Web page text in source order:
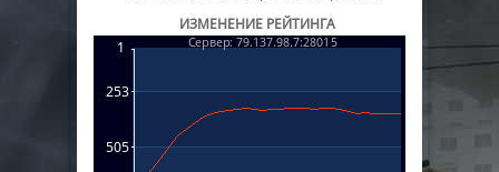
ИЗМЕНЕНИЕ РЕЙТИНГА